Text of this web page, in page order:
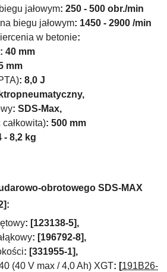
jałowym: 250 - 500 obr./min
biegu jałowym: 1450 - 2900 /min
w betonie:
: 40 mm
mm
: 8,0 J
: SDS-Max,
: 500 mm
- 8,2 kg
obrotowego SDS-MAX
: [123138-5],
: [196792-8],
: [331955-1],
(40 V max / 4,0 Ah) XGT: [191B26-